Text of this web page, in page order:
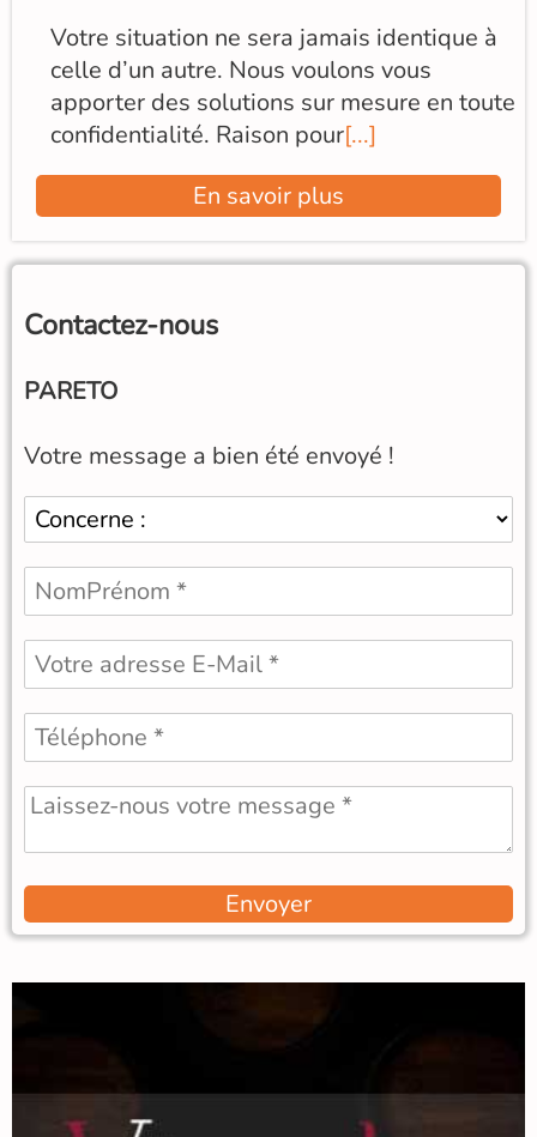
Votre situation ne sera jamais identique à
celle d’un autre. Nous voulons vous
apporter des solutions sur mesure en toute
confidentialité. Raison pour[...]
En savoir plus
Contactez-nous
PARETO
Votre message a bien été envoyé !
Envoyer